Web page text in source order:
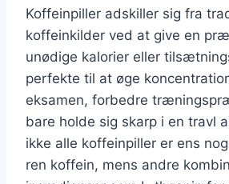
Koffeinpiller adskiller sig fra
koffeinkilder ved at give en
unødige kalorier eller
perfekte til at øge
eksamen, forbedre
bare holde sig skarp i en travl
ikke alle koffeinpiller er ens
ren koffein, mens andre